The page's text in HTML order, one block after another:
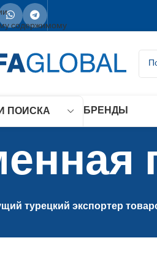
содержимому
ПОИСКА БРЕНДЫ
турецкий экспортер